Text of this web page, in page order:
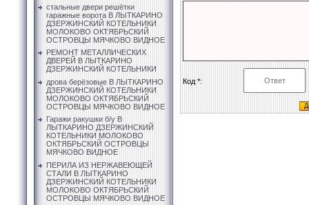
стальные двери решётки
гаражные ворота В ЛЫТКАРИНО
ДЗЕРЖИНСКИЙ КОТЕЛЬНИКИ
МОЛОКОВО ОКТЯБРЬСКИЙ
ОСТРОВЦЫ МЯЧКОВО ВИДНОЕ
РЕМОНТ МЕТАЛЛИЧЕСКИХ
ДВЕРЕЙ В ЛЫТКАРИНО
ДЗЕРЖИНСКИЙ КОТЕЛЬНИКИ
дрова берёзовые В ЛЫТКАРИНО
ДЗЕРЖИНСКИЙ КОТЕЛЬНИКИ
МОЛОКОВО ОКТЯБРЬСКИЙ
ОСТРОВЦЫ МЯЧКОВО ВИДНОЕ
Гаражи ракушки б/у В
ЛЫТКАРИНО ДЗЕРЖИНСКИЙ
КОТЕЛЬНИКИ МОЛОКОВО
ОКТЯБРЬСКИЙ ОСТРОВЦЫ
МЯЧКОВО ВИДНОЕ
ПЕРИЛА ИЗ НЕРЖАВЕЮЩЕЙ
СТАЛИ В ЛЫТКАРИНО
ДЗЕРЖИНСКИЙ КОТЕЛЬНИКИ
МОЛОКОВО ОКТЯБРЬСКИЙ
ОСТРОВЦЫ МЯЧКОВО ВИДНОЕ
Код *: